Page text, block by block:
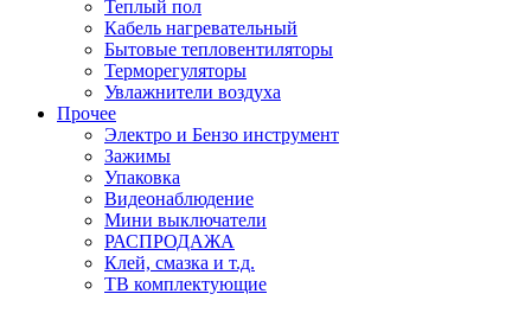
Теплый пол
Кабель нагревательный
Бытовые тепловентиляторы
Терморегуляторы
Увлажнители воздуха
Прочее
Электро и Бензо инструмент
Зажимы
Упаковка
Видеонаблюдение
Мини выключатели
РАСПРОДАЖА
Клей, смазка и т.д.
ТВ комплектующие